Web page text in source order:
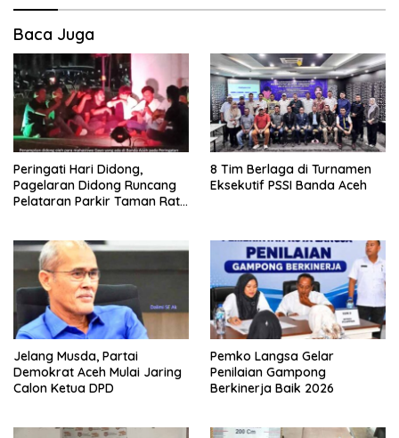
Baca Juga
Peringati Hari Didong,
Pagelaran Didong Runcang
Pelataran Parkir Taman Ratu
8 Tim Berlaga di Turnamen
Eksekutif PSSI Banda Aceh
Jelang Musda, Partai
Demokrat Aceh Mulai Jaring
Calon Ketua DPD
Pemko Langsa Gelar
Penilaian Gampong
Berkinerja Baik 2026